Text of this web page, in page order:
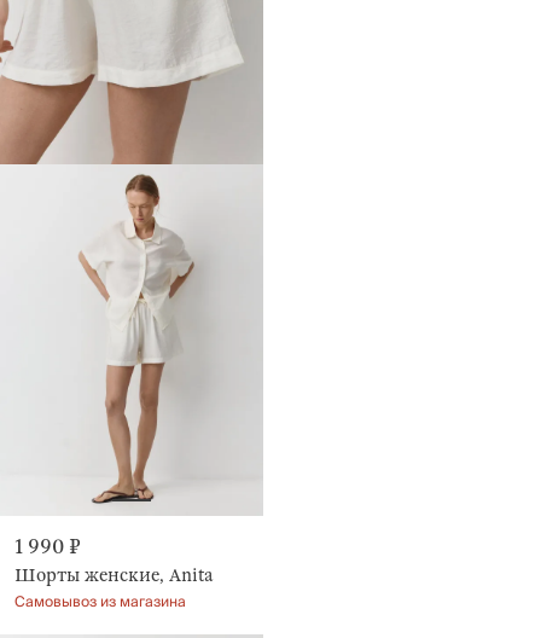
1 990 ₽
Шорты женские, Anita
Самовывоз из магазина